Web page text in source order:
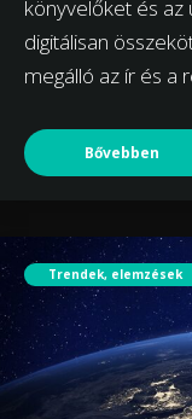
könyvelőket és
digitálisan
megálló az ír és a
Bővebben
Trendek, elemzések